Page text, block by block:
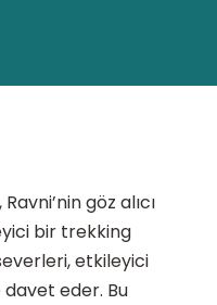
göz alıcı
bir trekking
etkileyici
eder. Bu